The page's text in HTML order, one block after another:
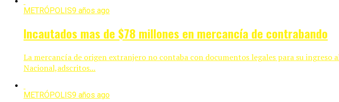
METRÓPOLIS9 años ago
Incautados mas de $78 millones en mercancía de contrabando
La mercancía de origen extranjero no contaba con documentos legales para su
Nacional,adscritos...
METRÓPOLIS9 años ago